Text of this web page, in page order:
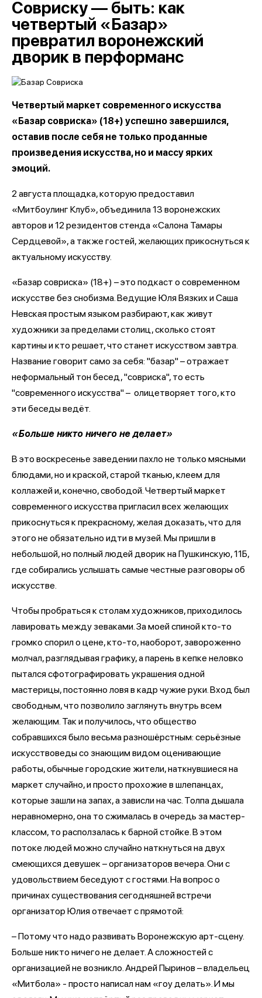
Совриску — быть: как
четвертый «Базар»
превратил воронежский
дворик в перформанс
Четвертый маркет современного искусства
«Базар совриска» (18+) успешно завершился,
оставив после себя не только проданные
произведения искусства, но и массу ярких
эмоций.
2 августа площадка, которую предоставил
«Митбоулинг Клуб», объединила 13 воронежских
авторов и 12 резидентов стенда «Салона Тамары
Сердцевой», а также гостей, желающих прикоснуться к
актуальному искусству.
«Базар совриска» (18+) – это подкаст о современном
искусстве без снобизма. Ведущие Юля Вязких и Саша
Невская простым языком разбирают, как живут
художники за пределами столиц, сколько стоят
картины и кто решает, что станет искусством завтра.
Название говорит само за себя: "базар" – отражает
неформальный тон бесед, "совриска", то есть
"современного искусства" – олицетворяет того, кто
эти беседы ведёт.
«Больше никто ничего не делает»
В это воскресенье заведении пахло не только мясными
блюдами, но и краской, старой тканью, клеем для
коллажей и, конечно, свободой. Четвертый маркет
современного искусства пригласил всех желающих
прикоснуться к прекрасному, желая доказать, что для
этого не обязательно идти в музей. Мы пришли в
небольшой, но полный людей дворик на Пушкинскую, 11Б,
где собирались услышать самые честные разговоры об
искусстве.
Чтобы пробраться к столам художников, приходилось
лавировать между зеваками. За моей спиной кто-то
громко спорил о цене, кто-то, наоборот, завороженно
молчал, разглядывая графику, а парень в кепке неловко
пытался сфотографировать украшения одной
мастерицы, постоянно ловя в кадр чужие руки. Вход был
свободным, что позволило заглянуть внутрь всем
желающим. Так и получилось, что общество
собравшихся было весьма разношёрстным: серьёзные
искусствоведы со знающим видом оценивающие
работы, обычные городские жители, наткнувшиеся на
маркет случайно, и просто прохожие в шлепанцах,
которые зашли на запах, а зависли на час. Толпа дышала
неравномерно, она то сжималась в очередь за мастер-
классом, то расползалась к барной стойке. В этом
потоке людей можно случайно наткнуться на двух
смеющихся девушек – организаторов вечера. Они с
удовольствием беседуют с гостями. На вопрос о
причинах существования сегодняшней встречи
организатор Юлия отвечает с прямотой:
– Потому что надо развивать Воронежскую арт-сцену.
Больше никто ничего не делает. А сложностей с
организацией не возникло. Андрей Пыринов – владельец
«Митбола» - просто написал нам «гоу делать». И мы